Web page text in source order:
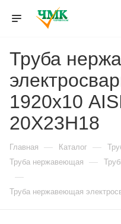
Труба
1920х10
20Х23Н18
Главная — Каталог —
Труба нержавеющая —
—
Труба нержавеющая